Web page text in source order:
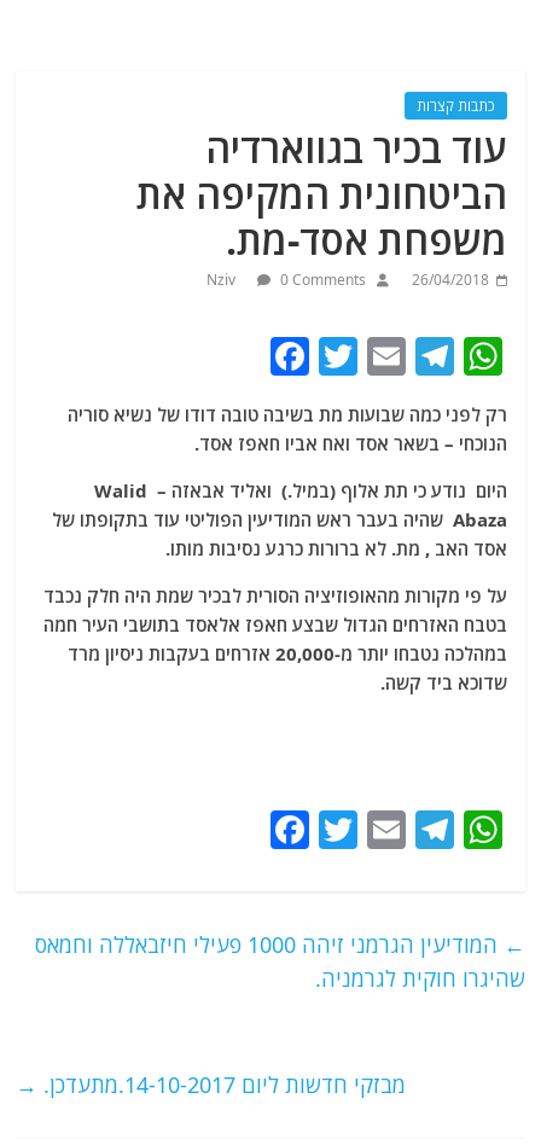
כתבות קצרות
עוד בכיר בגווארדיה
הביטחונית המקיפה את
משפחת אסד-מת.
26/04/2018
Nziv 0 Comments
W
at
s
A
p
p
T
e
g
ra
m
E
ai
l
T
itt
er
c
e
b
o
o
k
רק לפני כמה שבועות מת בשיבה טובה דודו של נשיא סוריה
הנוכחי – בשאר אסד ואח אביו חאפז אסד.
היום נודע כי תת אלוף (במיל.) ואליד אבאזה – Walid
Abaza שהיה בעבר ראש המודיעין הפוליטי עוד בתקופתו של
אסד האב , מת. לא ברורות כרגע נסיבות מותו.
על פי מקורות מהאופוזיציה הסורית לבכיר שמת היה חלק נכבד
בטבח האזרחים הגדול שבצע חאפז אלאסד בתושבי העיר חמה
במהלכה נטבחו יותר מ-20,000 אזרחים בעקבות ניסיון מרד
שדוכא ביד קשה.
W
s
A
T
g
ra
E
l
T
er
e
k
←
המודיעין הגרמני זיהה 1000 פעילי חיזבאללה וחמאס
שהיגרו חוקית לגרמניה.
מבזקי חדשות ליום 14-10-2017.מתעדכן. →